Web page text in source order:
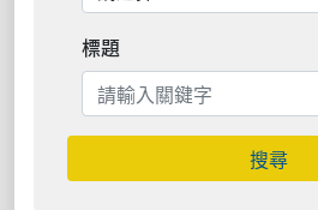
標題
搜尋